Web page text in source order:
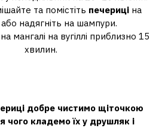
та помістіть печериці на
надягніть на шампури.
мангалі на вугіллі приблизно 15
хвилин.
добре чистимо щіточкою
чого кладемо їх у друшляк і